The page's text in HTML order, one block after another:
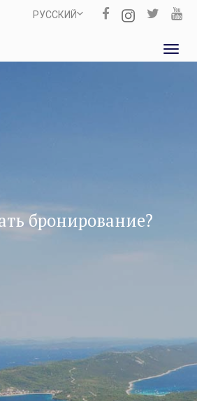
РУССКИЙ
бронирование?